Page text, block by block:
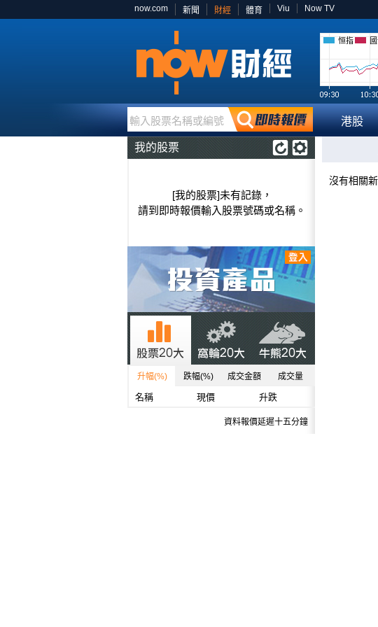
now.com 新聞 財經 體育 Viu Now TV
恒指
輸入股票名稱或編號 港股
我的股票
[我的股票]未有記錄，
請到即時報價輸入股票號碼或名稱。
升幅(%) 跌幅(%) 成交金額 成交量
名稱 現價 升跌
資料報價延遲十五分鐘
沒有相關